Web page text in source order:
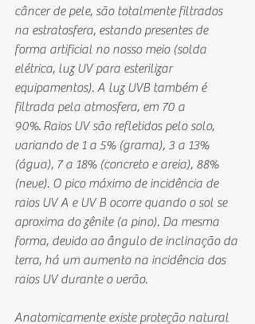
câncer de pele, são totalmente filtrados
na estratosfera, estando presentes de
forma artificial no nosso meio (solda
elétrica, luz UV para esterilizar
equipamentos). A luz UVB também é
filtrada pela atmosfera, em 70 a
90%. Raios UV são refletidos pelo solo,
variando de 1 a 5% (grama), 3 a 13%
(água), 7 a 18% (concreto e areia), 88%
(neve). O pico máximo de incidência de
raios UV A e UV B ocorre quando o sol se
aproxima do zênite (a pino). Da mesma
forma, devido ao ângulo de inclinação da
terra, há um aumento na incidência dos
raios UV durante o verão.
Anatomicamente existe proteção natural